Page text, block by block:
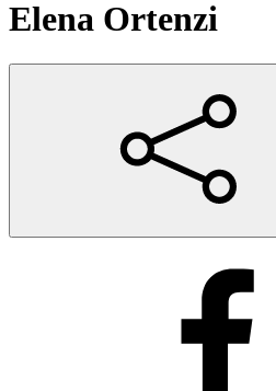
Elena Ortenzi